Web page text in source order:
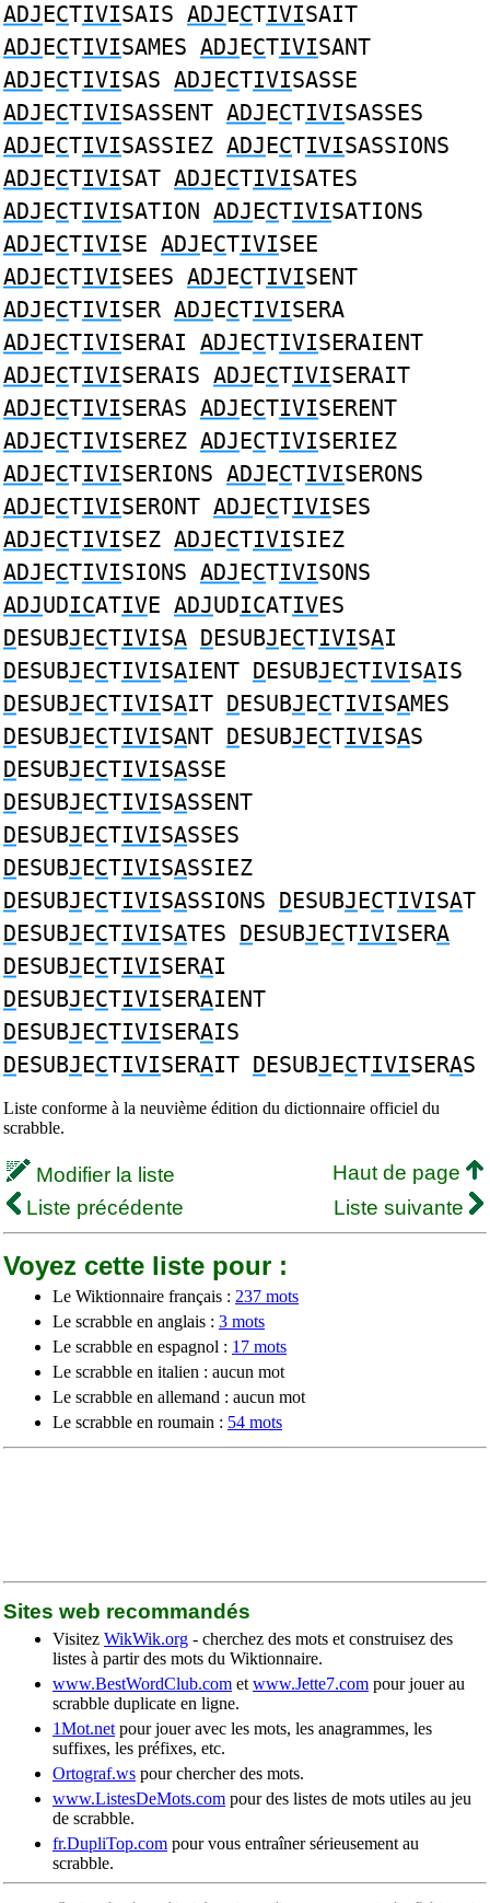
ADJECTIVISAIS ADJECTIVISAIT
ADJECTIVISAMES ADJECTIVISANT
ADJECTIVISAS ADJECTIVISASSE
ADJECTIVISASSENT ADJECTIVISASSES
ADJECTIVISASSIEZ ADJECTIVISASSIONS
ADJECTIVISAT ADJECTIVISATES
ADJECTIVISATION ADJECTIVISATIONS
ADJECTIVISE ADJECTIVISEE
ADJECTIVISEES ADJECTIVISENT
ADJECTIVISER ADJECTIVISERA
ADJECTIVISERAI ADJECTIVISERAIENT
ADJECTIVISERAIS ADJECTIVISERAIT
ADJECTIVISERAS ADJECTIVISERENT
ADJECTIVISEREZ ADJECTIVISERIEZ
ADJECTIVISERIONS ADJECTIVISERONS
ADJECTIVISERONT ADJECTIVISES
ADJECTIVISEZ ADJECTIVISIEZ
ADJECTIVISIONS ADJECTIVISONS
ADJUDICATIVE ADJUDICATIVES
DESUBJECTIVISA DESUBJECTIVISAI
DESUBJECTIVISAIENT DESUBJECTIVISAIS
DESUBJECTIVISAIT DESUBJECTIVISAMES
DESUBJECTIVISANT DESUBJECTIVISAS
DESUBJECTIVISASSE
DESUBJECTIVISASSENT
DESUBJECTIVISASSES
DESUBJECTIVISASSIEZ
DESUBJECTIVISASSIONS DESUBJECTIVISAT
DESUBJECTIVISATES DESUBJECTIVISERA
DESUBJECTIVISERAI
DESUBJECTIVISERAIENT
DESUBJECTIVISERAIS
DESUBJECTIVISERAIT DESUBJECTIVISERAS
Liste conforme à la neuvième édition du dictionnaire officiel du
scrabble.
Modifier la liste
Haut de page
Liste précédente
Liste suivante
Voyez cette liste pour :
Le Wiktionnaire français : 237 mots
Le scrabble en anglais : 3 mots
Le scrabble en espagnol : 17 mots
Le scrabble en italien : aucun mot
Le scrabble en allemand : aucun mot
Le scrabble en roumain : 54 mots
Sites web recommandés
Visitez WikWik.org - cherchez des mots et construisez des
listes à partir des mots du Wiktionnaire.
www.BestWordClub.com et www.Jette7.com pour jouer au
scrabble duplicate en ligne.
1Mot.net pour jouer avec les mots, les anagrammes, les
suffixes, les préfixes, etc.
Ortograf.ws pour chercher des mots.
www.ListesDeMots.com pour des listes de mots utiles au jeu
de scrabble.
fr.DupliTop.com pour vous entraîner sérieusement au
scrabble.